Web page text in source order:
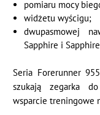
pomiaru mocy
widżetu wyścigu;
dwupasmowej
Sapphire i
Seria Forerunner
szukają zegarka
wsparcie treningowe